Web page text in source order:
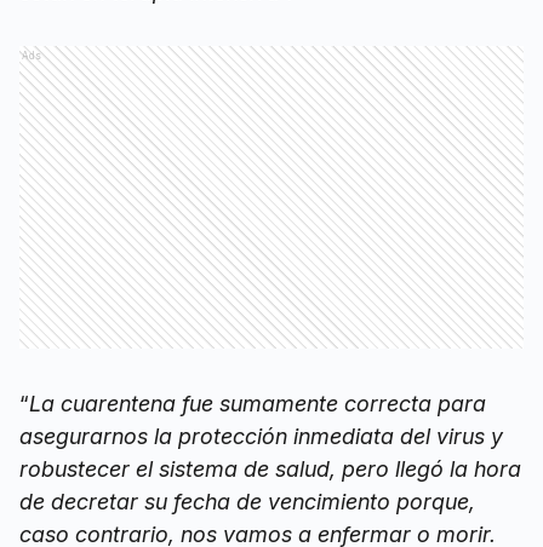
Ads
“La cuarentena fue sumamente correcta para
asegurarnos la protección inmediata del virus y
robustecer el sistema de salud, pero llegó la hora
de decretar su fecha de vencimiento porque,
caso contrario, nos vamos a enfermar o morir.